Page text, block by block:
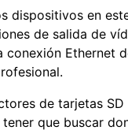
dispositivos en
de salida de
conexión Ethernet
de tarjetas
que buscar